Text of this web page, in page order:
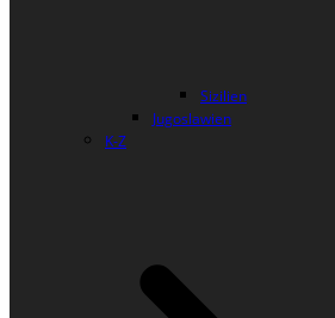
Sizilien
Jugoslawien
K-Z